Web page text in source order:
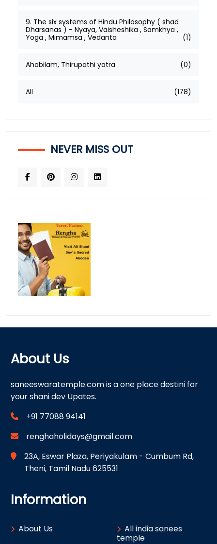
9. The six systems of Hindu Philosophy ( shad
Dharsanas ) - Nyaya, Vaisheshika , Samkhya ,
Yoga , Mimamsa , Vedanta
(1)
Ahobilam, Thirupathi yatra (0)
All (178)
NEVER MISS OUT
About Us
saneeswaratemple.com is a one place destini for
your shani dev Upates.
+91 77088 94141
renghaholidays@gmail.com
23A, Eswar Plaza, Periyakulam - Cumbum Rd,
Theni, Tamil Nadu 625531
Information
About Us
All india sanees
temple